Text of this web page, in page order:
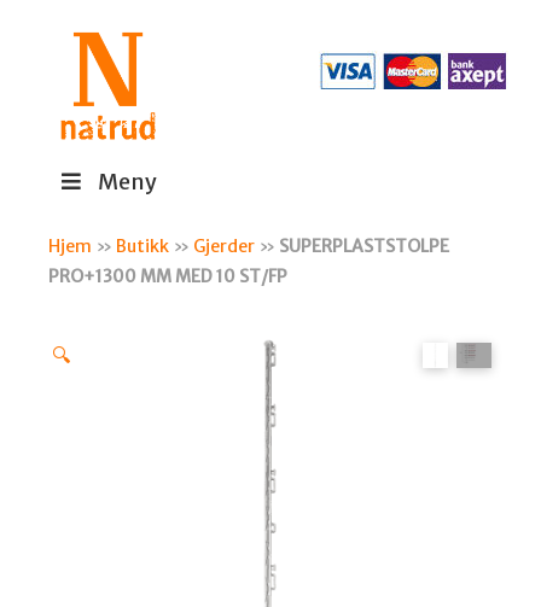
Meny
Hjem » Butikk » Gjerder » SUPERPLASTSTOLPE
PRO+1300 MM MED 10 ST/FP
🔍